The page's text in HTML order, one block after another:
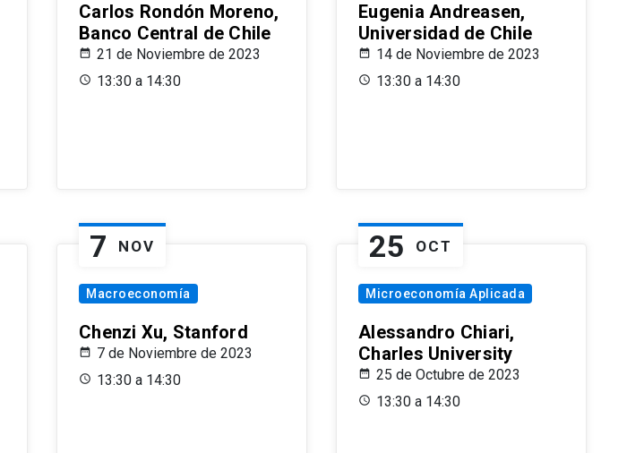
Carlos Rondón Moreno,
Banco Central de Chile
21 de Noviembre de 2023
13:30 a 14:30
Eugenia Andreasen,
Universidad de Chile
14 de Noviembre de 2023
13:30 a 14:30
7 NOV
Macroeconomía
Chenzi Xu, Stanford
7 de Noviembre de 2023
13:30 a 14:30
25 OCT
Microeconomía Aplicada
Alessandro Chiari,
Charles University
25 de Octubre de 2023
13:30 a 14:30